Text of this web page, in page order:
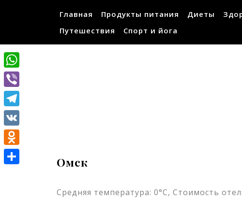
Главная Продукты питания Диеты
Путешествия
Спорт и йога
Омск
Средняя температура: 0°C, Стоимость
WhatsApp
Viber
Telegram
VK
Odnoklassniki